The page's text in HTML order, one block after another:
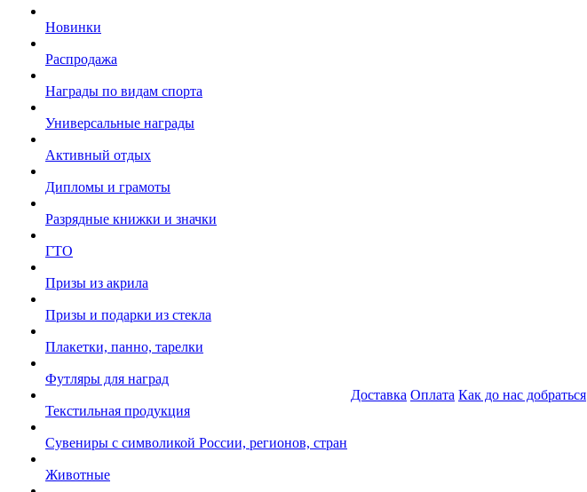
Новинки
Распродажа
Награды по видам спорта
Универсальные награды
Активный отдых
Дипломы и грамоты
Разрядные книжки и значки
ГТО
Призы из акрила
Призы и подарки из стекла
Плакетки, панно, тарелки
Футляры для наград
Текстильная продукция
Сувениры с символикой России, регионов, стран
Животные
Доставка Оплата Как до нас добраться